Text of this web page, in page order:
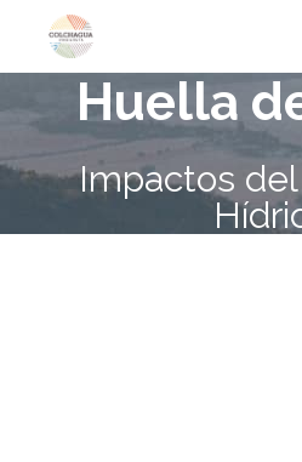
Huella
Impactos